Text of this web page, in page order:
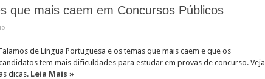
que mais caem em Concursos Públicos
de Língua Portuguesa e os temas que mais caem e que os
tem mais dificuldades para estudar em provas de concurso. Veja
as dicas. Leia Mais »